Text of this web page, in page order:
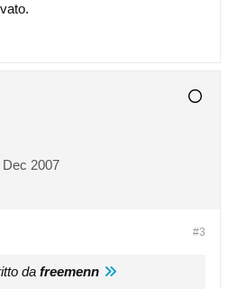
Dec 2007
#3
da freemenn